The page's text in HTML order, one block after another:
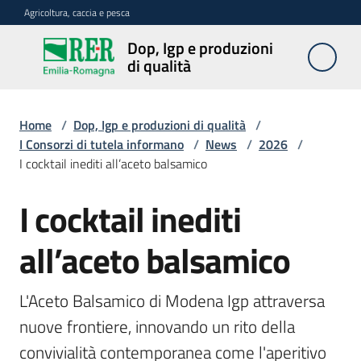
Vai al contenuto
Vai alla navigazione
Vai al footer
Agricoltura, caccia e pesca
Dop, Igp e produzioni
di qualità
Dop, Igp e
produzioni
Prodotti
Igp,
Stg
Docg,
Doc
Home / Dop, Igp e produzioni di qualità /
I Consorzi di tutela informano / News / 2026 /
I cocktail inediti all’aceto balsamico
Salta al contenuto
I cocktail inediti
all’aceto balsamico
L'Aceto Balsamico di Modena Igp attraversa
nuove frontiere, innovando un rito della
convivialità contemporanea come l'aperitivo